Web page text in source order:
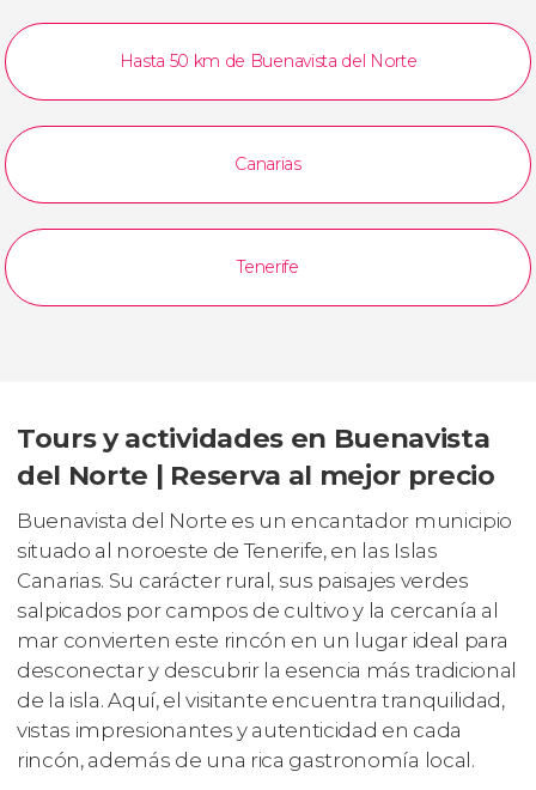
Hasta 50 km de Buenavista del Norte
Canarias
Tenerife
Tours y actividades en Buenavista
del Norte | Reserva al mejor precio
Buenavista del Norte es un encantador municipio
situado al noroeste de Tenerife, en las Islas
Canarias. Su carácter rural, sus paisajes verdes
salpicados por campos de cultivo y la cercanía al
mar convierten este rincón en un lugar ideal para
desconectar y descubrir la esencia más tradicional
de la isla. Aquí, el visitante encuentra tranquilidad,
vistas impresionantes y autenticidad en cada
rincón, además de una rica gastronomía local.